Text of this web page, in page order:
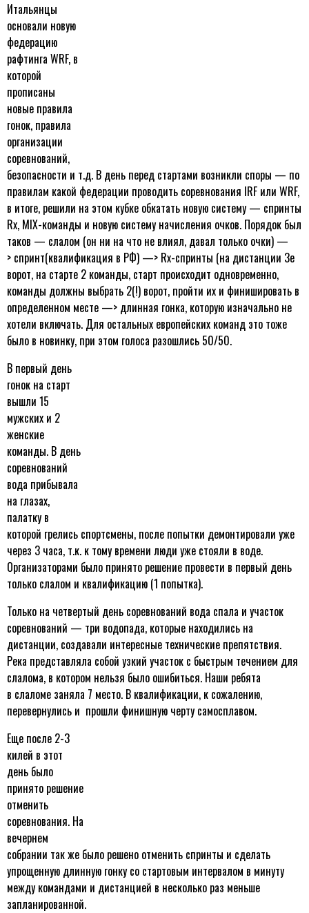
Итальянцы
основали новую
федерацию
рафтинга WRF, в
которой
прописаны
новые правила
гонок, правила
организации
соревнований,
безопасности и т.д. В день перед стартами возникли споры — по
правилам какой федерации проводить соревнования IRF или WRF,
в итоге, решили на этом кубке обкатать новую систему — спринты
Rx, MIX-команды и новую систему начисления очков. Порядок был
таков — слалом (он ни на что не влиял, давал только очки) —
> спринт(квалификация в РФ) —> Rx-спринты (на дистанции 3е
ворот, на старте 2 команды, старт происходит одновременно,
команды должны выбрать 2(!) ворот, пройти их и финишировать в
определенном месте —> длинная гонка, которую изначально не
хотели включать. Для остальных европейских команд это тоже
было в новинку, при этом голоса разошлись 50/50.
В первый день
гонок на старт
вышли 15
мужских и 2
женские
команды. В день
соревнований
вода прибывала
на глазах,
палатку в
которой грелись спортсмены, после попытки демонтировали уже
через 3 часа, т.к. к тому времени люди уже стояли в воде.
Организаторами было принято решение провести в первый день
только слалом и квалификацию (1 попытка).
Только на четвертый день соревнований вода спала и участок
соревнований — три водопада, которые находились на
дистанции, создавали интересные технические препятствия.
Река представляла собой узкий участок с быстрым течением для
слалома, в котором нельзя было ошибиться. Наши ребята
в слаломе заняла 7 место. В квалификации, к сожалению,
перевернулись и прошли финишную черту самосплавом.
Еще после 2-3
килей в этот
день было
принято решение
отменить
соревнования. На
вечернем
собрании так же было решено отменить спринты и сделать
упрощенную длинную гонку со стартовым интервалом в минуту
между командами и дистанцией в несколько раз меньше
запланированной.